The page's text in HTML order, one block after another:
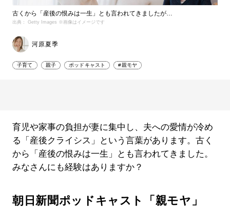
古くから「産後の恨みは一生」とも言われてきましたが…
出典： Getty Images ※画像はイメージです
河原夏季
子育て 親子 ポッドキャスト #親モヤ
育児や家事の負担が妻に集中し、夫への愛情が冷め
る「産後クライシス」という言葉があります。古く
から「産後の恨みは一生」とも言われてきました。
みなさんにも経験はありますか？
朝日新聞ポッドキャスト「親モヤ」